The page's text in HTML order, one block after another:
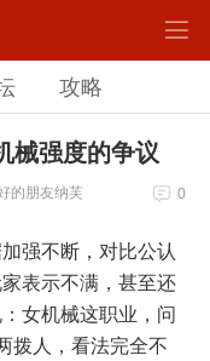
攻略
械强度的争议
的朋友纳芙 0
强不断，对比公认
表示不满，甚至还
女机械这职业，问
拨人，看法完全不